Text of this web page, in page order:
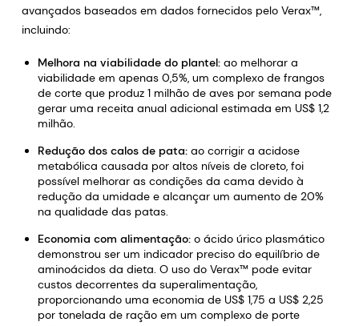
avançados baseados em dados fornecidos pelo Verax™,
incluindo:
Melhora na viabilidade do plantel:ao melhorar a
viabilidade em apenas 0,5%, um complexo de frangos
de corte que produz 1 milhão de aves por semana pode
gerar uma receita anual adicional estimada em US$ 1,2
milhão.
Redução dos calos de pata:ao corrigir a acidose
metabólica causada por altos níveis de cloreto, foi
possível melhorar as condições da cama devido à
redução da umidade e alcançar um aumento de 20%
na qualidade das patas.
Economia com alimentação:o ácido úrico plasmático
demonstrou ser um indicador preciso do equilíbrio de
aminoácidos da dieta. O uso do Verax™ pode evitar
custos decorrentes da superalimentação,
proporcionando uma economia de US$ 1,75 a US$ 2,25
por tonelada de ração em um complexo de porte